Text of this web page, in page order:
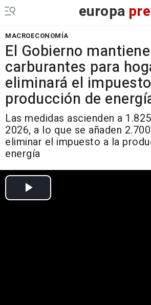
europa
MACROECONOMÍA
El Gobierno
carburantes para
eliminará el
producción de
Las medidas ascienden a
2026, a lo que se añaden
eliminar el impuesto a la
energía